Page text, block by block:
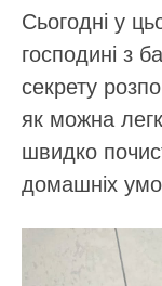
Сьогодні у
господині з
секрету
як можна
швидко
домашніх